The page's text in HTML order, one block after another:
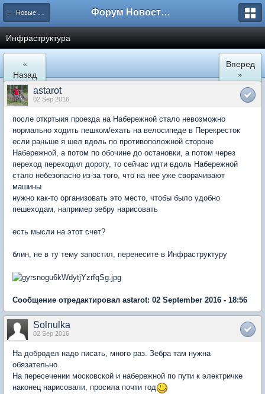
← Новые Водники Форум Новостройки
Инфраструктура
«
Назад
Вперед
»
astarot
02 Sep 2016
после откртыия проезда на Набережной стало невозможно
нормально ходить пешком/ехать на велосипеде в Перекресток
если раньше я шел вдоль по противоположной стороне
Набережной, а потом по обочине до остановки, а потом через
переход переходил дорогу, то сейчас идти вдоль Набережной
стало небезопасно из-за того, что на нее уже сворачивают
машины
нужно как-то организовать это место, чтобы было удобно
пешеходам, например зебру нарисовать
есть мысли на этот счет?
блин, не в ту тему запостил, перенесите в Инфраструктуру
Сообщение отредактировал astarot: 02 September 2016 - 18:56
Solnulka
02 Sep 2016
На добродел надо писать, много раз. Зебра там нужна
обязательно.
На пересечении московской и набережной по пути к электричке
наконец нарисовали, просила почти год